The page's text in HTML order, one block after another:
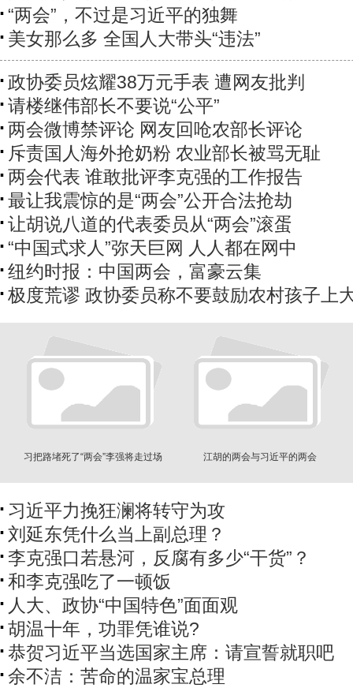
“两会”，不过是习近平的独舞
美女那么多 全国人大带头“违法”
政协委员炫耀38万元手表 遭网友批判
请楼继伟部长不要说“公平”
两会微博禁评论 网友回呛农部长评论
斥责国人海外抢奶粉 农业部长被骂无耻
两会代表 谁敢批评李克强的工作报告
最让我震惊的是“两会”公开合法抢劫
让胡说八道的代表委员从“两会”滚蛋
“中国式求人”弥天巨网 人人都在网中
纽约时报：中国两会，富豪云集
极度荒谬 政协委员称不要鼓励农村孩子上
习把路堵死了“两会”李强将走过场 江胡的两会与习近平的两会
习近平力挽狂澜将转守为攻
刘延东凭什么当上副总理？
李克强口若悬河，反腐有多少“干货”？
和李克强吃了一顿饭
人大、政协“中国特色”面面观
胡温十年，功罪凭谁说?
恭贺习近平当选国家主席：请宣誓就职吧
余不洁：苦命的温家宝总理